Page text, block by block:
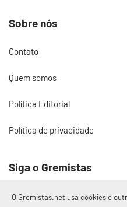
Sobre nós
Contato
Quem somos
Política Editorial
Política de privacidade
Siga o Gremistas
O Gremistas.net usa cookies e